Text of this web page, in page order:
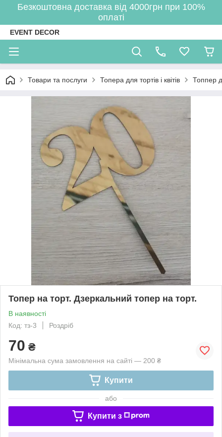
Безкоштовна доставка від 4000грн при 100%
оплаті
EVENT DECOR
Товари та послуги Топера для тортів і квітів Топпер
Топер на торт. Дзеркальний топер на торт.
В наявності
Код: тз-3
Роздріб
70 ₴
Мінімальна сума замовлення на сайті — 200 ₴
Купити
або
Купити з